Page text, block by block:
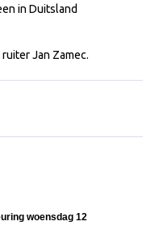
in Duitsland
Jan Zamec.
woensdag 12